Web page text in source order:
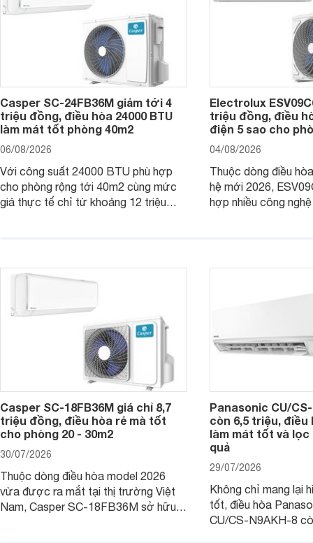
Casper SC-24FB36M giảm tới 4
triệu đồng, điều hòa 24000 BTU
làm mát tốt phòng 40m2
06/08/2026
Với công suất 24000 BTU phù hợp
cho phòng rộng tới 40m2 cùng mức
giá thực tế chỉ từ khoảng 12 triệu
Electrolux
triệu đồng, điều
điện 5 sao cho
04/08/2026
Thuộc dòng điều
hệ mới 2026,
hợp nhiều công
Casper SC-18FB36M giá chỉ 8,7
triệu đồng, điều hòa rẻ mà tốt
cho phòng 20 - 30m2
30/07/2026
Thuộc dòng điều hòa model 2026
vừa được ra mắt tại thị trường Việt
Nam, Casper SC-18FB36M sở hữu
Panasonic CU/
còn 6,5 triệu, điều
làm mát tốt và lọc
quả
29/07/2026
Không chỉ mang lại
tốt, điều hòa
CU/CS-N9AKH-8